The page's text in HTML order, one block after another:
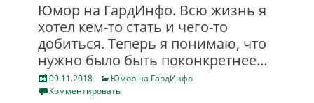
Юмор на ГардИнфо. Всю жизнь я
хотел кем-то стать и чего-то
добиться. Теперь я понимаю, что
нужно было быть поконкретнее…
Posted
on
09.11.2018 Categories
Юмор на ГардИнфо
Комментировать